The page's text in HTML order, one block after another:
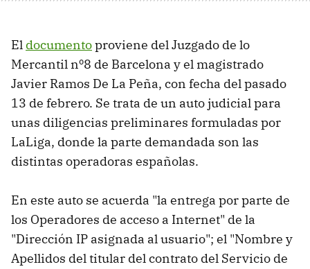
El documentoproviene del Juzgado de lo
Mercantil nº8 de Barcelona y el magistrado
Javier Ramos De La Peña, con fecha del pasado
13 de febrero. Se trata de un auto judicial para
unas diligencias preliminares formuladas por
LaLiga, donde la parte demandada son las
distintas operadoras españolas.
En este auto se acuerda "la entrega por parte de
los Operadores de acceso a Internet" de la
"Dirección IP asignada al usuario"; el "Nombre y
Apellidos del titular del contrato del Servicio de